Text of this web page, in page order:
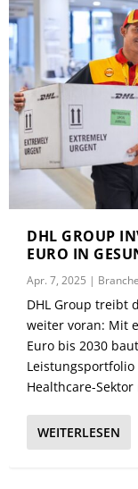
DHL GROUP
EURO IN
Apr. 7, 2025 |
DHL Group treibt
weiter voran: Mit
Euro bis 2030
Healthcare-Sektor
WEITERLESEN